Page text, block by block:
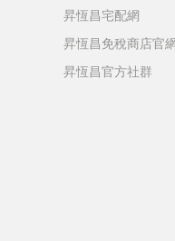
昇恆昌宅配網
昇恆昌免稅商店官
昇恆昌官方社群